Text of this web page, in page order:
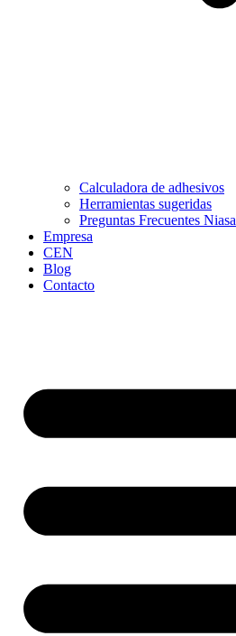
Calculadora de adhesivos
Herramientas sugeridas
Preguntas Frecuentes Niasa
Empresa
CEN
Blog
Contacto